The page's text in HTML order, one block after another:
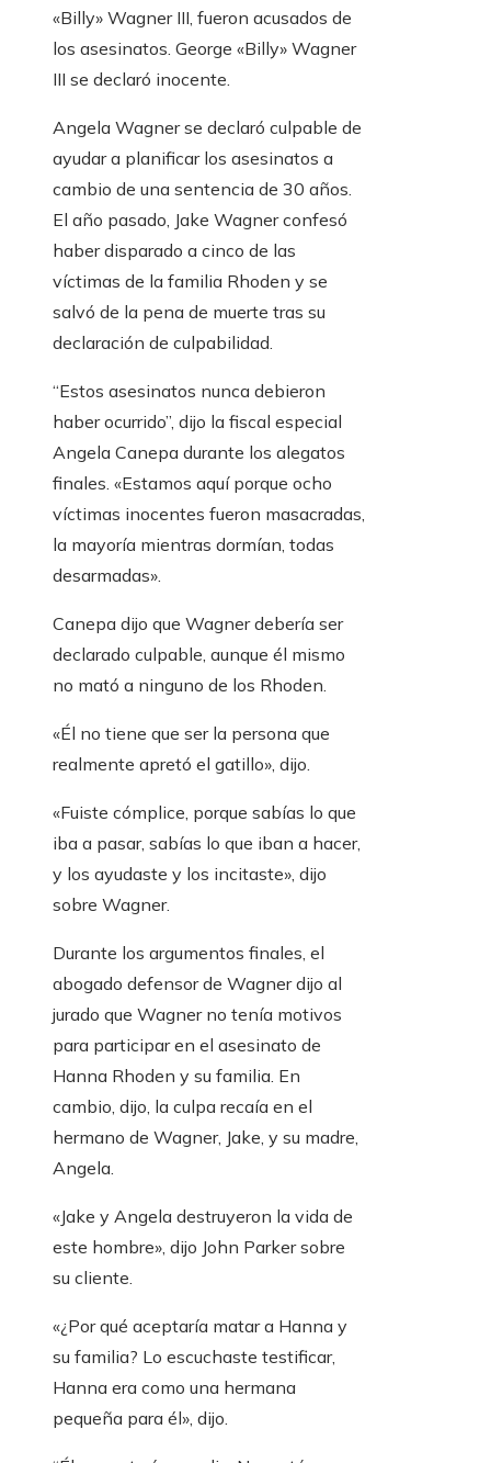
«Billy» Wagner III, fueron acusados ​​de
los asesinatos. George «Billy» Wagner
III se declaró inocente.
Angela Wagner se declaró culpable de
ayudar a planificar los asesinatos a
cambio de una sentencia de 30 años.
El año pasado, Jake Wagner confesó
haber disparado a cinco de las
víctimas de la familia Rhoden y se
salvó de la pena de muerte tras su
declaración de culpabilidad.
“Estos asesinatos nunca debieron
haber ocurrido”, dijo la fiscal especial
Angela Canepa durante los alegatos
finales. «Estamos aquí porque ocho
víctimas inocentes fueron masacradas,
la mayoría mientras dormían, todas
desarmadas».
Canepa dijo que Wagner debería ser
declarado culpable, aunque él mismo
no mató a ninguno de los Rhoden.
«Él no tiene que ser la persona que
realmente apretó el gatillo», dijo.
«Fuiste cómplice, porque sabías lo que
iba a pasar, sabías lo que iban a hacer,
y los ayudaste y los incitaste», dijo
sobre Wagner.
Durante los argumentos finales, el
abogado defensor de Wagner dijo al
jurado que Wagner no tenía motivos
para participar en el asesinato de
Hanna Rhoden y su familia. En
cambio, dijo, la culpa recaía en el
hermano de Wagner, Jake, y su madre,
Angela.
«Jake y Angela destruyeron la vida de
este hombre», dijo John Parker sobre
su cliente.
«¿Por qué aceptaría matar a Hanna y
su familia? Lo escuchaste testificar,
Hanna era como una hermana
pequeña para él», dijo.